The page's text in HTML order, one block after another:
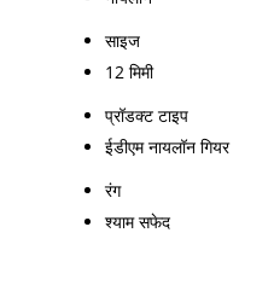
साइज
12 मिमी
प्रॉडक्ट टाइप
ईडीएम नायलॉन गियर
रंग
श्याम सफेद